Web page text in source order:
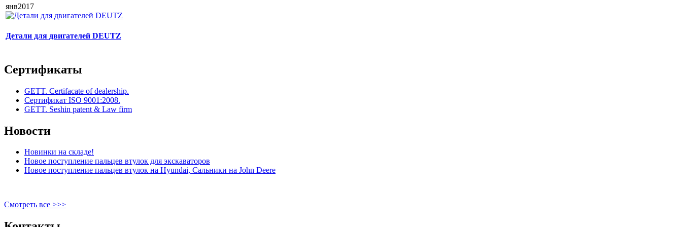
янв2017
Детали для двигателей DEUTZ
Сертификаты
GETT. Certifacate of dealership.
Сертификат ISO 9001:2008.
GETT. Seshin patent & Law firm
Новости
Новинки на складе!
Новое поступление пальцев втулок для экскаваторов
Новое поступление пальцев втулок на Hyundai, Сальники на John Deere
Смотреть все >>>